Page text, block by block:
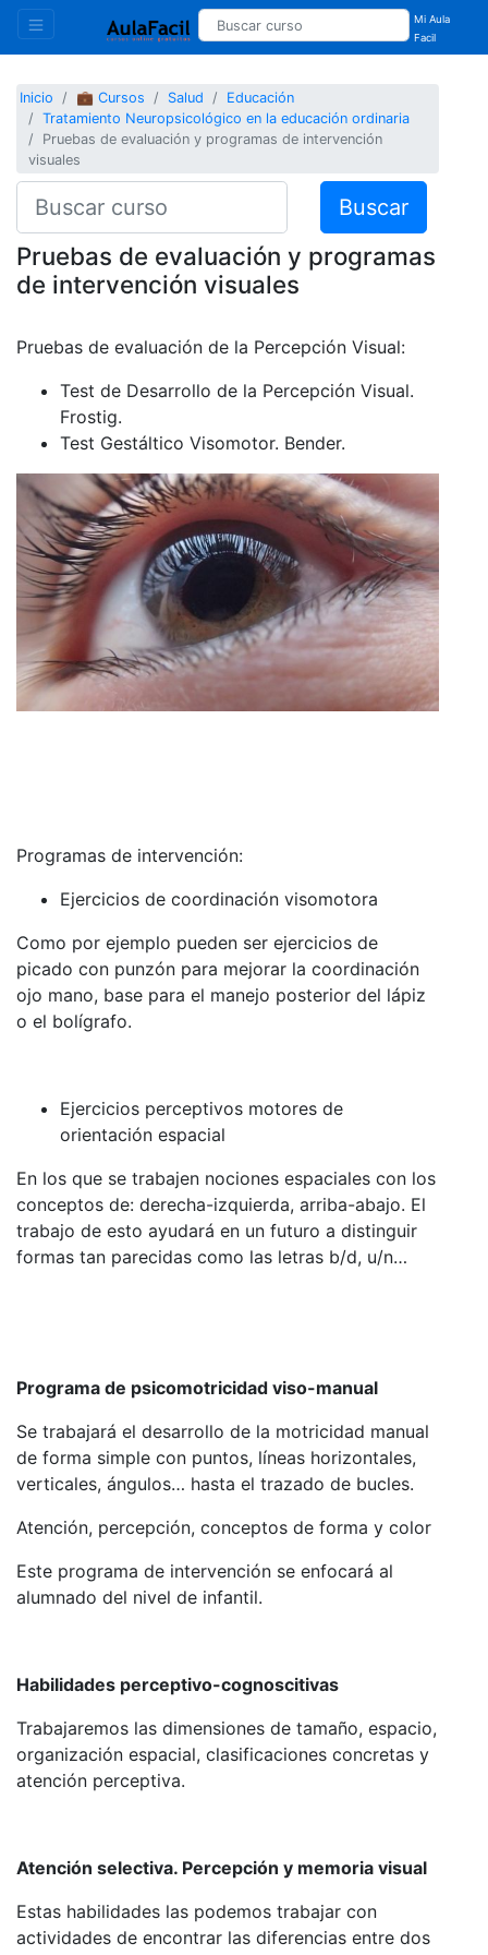
Mi Aula
Facil
Inicio 💼 Cursos Salud
Educación
Tratamiento Neuropsicológico en la educación ordinaria
Pruebas de evaluación y programas de intervención
visuales
Buscar
Pruebas de evaluación y programas
de intervención visuales
Pruebas de evaluación de la Percepción Visual:
Test de Desarrollo de la Percepción Visual.
Frostig.
Test Gestáltico Visomotor. Bender.
Programas de intervención:
Ejercicios de coordinación visomotora
Como por ejemplo pueden ser ejercicios de
picado con punzón para mejorar la coordinación
ojo mano, base para el manejo posterior del lápiz
o el bolígrafo.
Ejercicios perceptivos motores de
orientación espacial
En los que se trabajen nociones espaciales con los
conceptos de: derecha-izquierda, arriba-abajo. El
trabajo de esto ayudará en un futuro a distinguir
formas tan parecidas como las letras b/d, u/n…
Programa de psicomotricidad viso-manual
Se trabajará el desarrollo de la motricidad manual
de forma simple con puntos, líneas horizontales,
verticales, ángulos… hasta el trazado de bucles.
Atención, percepción, conceptos de forma y color
Este programa de intervención se enfocará al
alumnado del nivel de infantil.
Habilidades perceptivo-cognoscitivas
Trabajaremos las dimensiones de tamaño, espacio,
organización espacial, clasificaciones concretas y
atención perceptiva.
Atención selectiva. Percepción y memoria visual
Estas habilidades las podemos trabajar con
actividades de encontrar las diferencias entre dos